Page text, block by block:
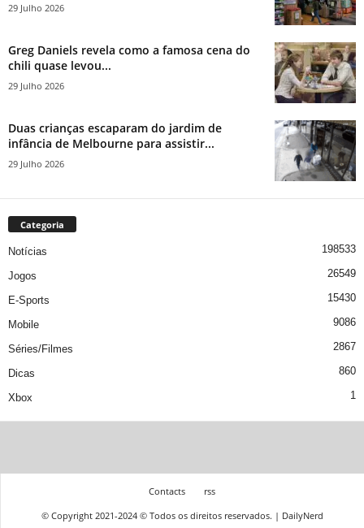
29 Julho 2026
Greg Daniels revela como a famosa cena do
chili quase levou...
29 Julho 2026
Duas crianças escaparam do jardim de
infância de Melbourne para assistir...
29 Julho 2026
Categoria
Notícias 198533
Jogos 26549
E-Sports 15430
Mobile 9086
Séries/Filmes 2867
Dicas 860
Xbox 1
Contacts
rss
© Copyright 2021-2024 © Todos os direitos reservados. | DailyNerd